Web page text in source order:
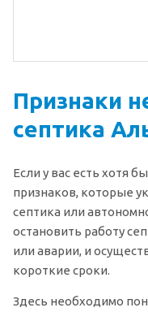
Признаки
септика
Если у вас есть хотя
признаков, которые
септика или
остановить работу
или аварии, и
короткие сроки.
Здесь необходимо